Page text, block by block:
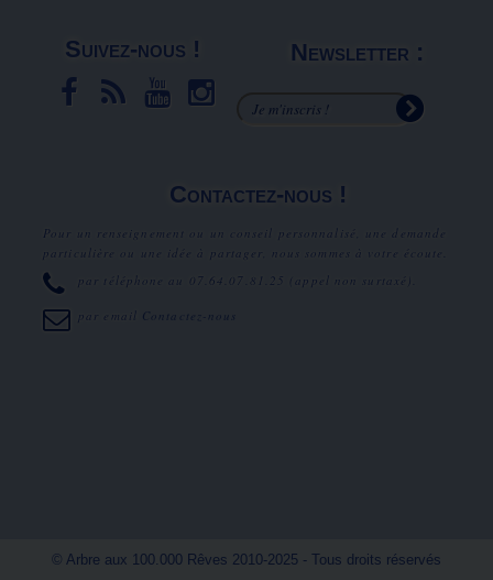
Suivez-nous ! Newsletter :
Contactez-nous !
Pour un renseignement ou un conseil personnalisé, une demande
particulière ou une idée à partager, nous sommes à votre écoute.
par téléphone au
07.64.07.81.25 (appel non surtaxé).
par email Contactez-nous
© Arbre aux 100.000 Rêves 2010-2025 - Tous droits réservés